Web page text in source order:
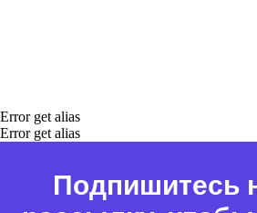
Error get alias
Error get alias
Подпишитесь